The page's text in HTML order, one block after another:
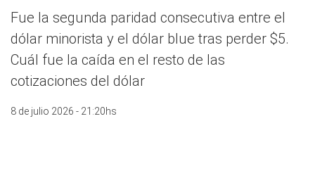
Fue la segunda paridad consecutiva entre el
dólar minorista y el dólar blue tras perder $5.
Cuál fue la caída en el resto de las
cotizaciones del dólar
8 de julio 2026 - 21:20hs